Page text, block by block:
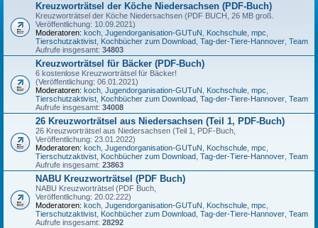
Kreuzworträtsel der Köche Niedersachsen (PDF-Buch)
Kreuzworträtsel der Köche Niedersachsen (PDF BUCH, 26 MB groß.
Veröffentlichung: 10.09.2021)
Moderatoren: koch, Jugendorganisation-GUTuN, Kochschule, mpc,
Tierschutzaktivist, Kochbücher zum Download, Tag-der-Tiere-Hannover, Team
Aufrufe insgesamt: 34803
Kreuzworträtsel für Bäcker (PDF-Buch)
6 kostenlose Kreuzworträtsel für Bäcker!
(Veröffentlichung: 06.01.2021)
Moderatoren: koch, Jugendorganisation-GUTuN, Kochschule, mpc,
Tierschutzaktivist, Kochbücher zum Download, Tag-der-Tiere-Hannover, Team
Aufrufe insgesamt: 34008
26 Kreuzworträtsel aus Niedersachsen (Teil 1, PDF-Buch)
26 Kreuzworträtsel aus Niedersachsen (Teil 1, PDF-Buch,
Veröffentlichung: 23.01.2022)
Moderatoren: koch, Jugendorganisation-GUTuN, Kochschule, mpc,
Tierschutzaktivist, Kochbücher zum Download, Tag-der-Tiere-Hannover, Team
Aufrufe insgesamt: 23863
NABU Kreuzworträtsel (PDF Buch)
NABU Kreuzworträtsel (PDF Buch,
Veröffentlichung: 20.02.222)
Moderatoren: koch, Jugendorganisation-GUTuN, Kochschule, mpc,
Tierschutzaktivist, Kochbücher zum Download, Tag-der-Tiere-Hannover, Team
Aufrufe insgesamt: 28292